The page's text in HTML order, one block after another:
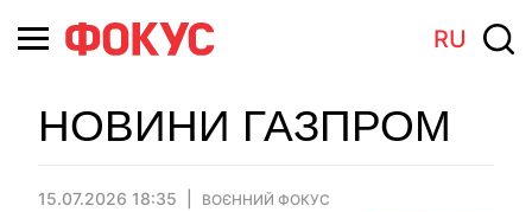
RU
НОВИНИ ГАЗПРОМ
15.07.2026 18:35 ВОЄННИЙ ФОКУС